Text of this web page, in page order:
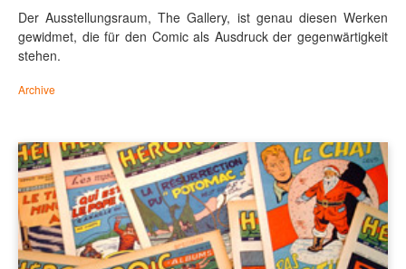
Der Ausstellungsraum, The Gallery, ist genau diesen Werken
gewidmet, die für den Comic als Ausdruck der gegenwärtigkeit
stehen.
Archive